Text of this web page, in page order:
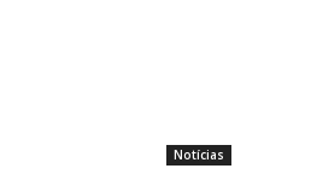
Notícias